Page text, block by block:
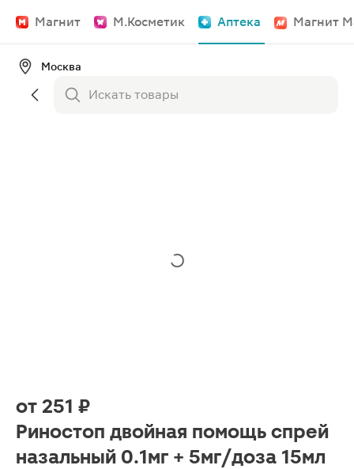
Магнит М.Косметик Аптека Магнит
Москва
от 251 ₽
Риностоп двойная помощь спрей
назальный 0.1мг + 5мг/доза 15мл